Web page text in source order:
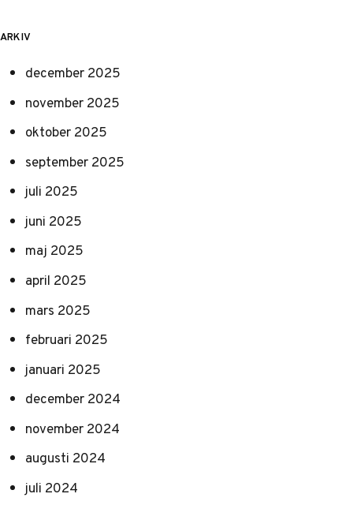
ARKIV
december 2025
november 2025
oktober 2025
september 2025
juli 2025
juni 2025
maj 2025
april 2025
mars 2025
februari 2025
januari 2025
december 2024
november 2024
augusti 2024
juli 2024